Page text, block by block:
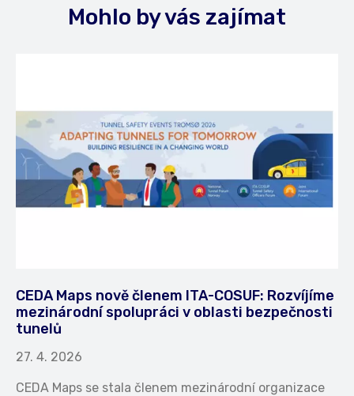
Mohlo by vás zajímat
CEDA Maps nově členem ITA-COSUF: Rozvíjíme
mezinárodní spolupráci v oblasti bezpečnosti
tunelů
27. 4. 2026
CEDA Maps se stala členem mezinárodní organizace